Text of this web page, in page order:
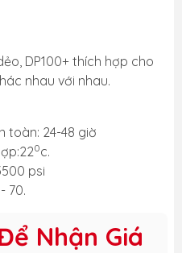
DP100+ thích hợp cho
nhau với nhau.
toàn: 24-48 giờ
0c.
psi
70.
Nhận Giá